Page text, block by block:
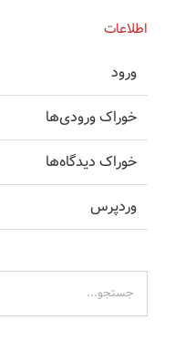
اطلاعات
ورود
خوراک ورودی‌ها
خوراک دیدگاه‌ها
وردپرس